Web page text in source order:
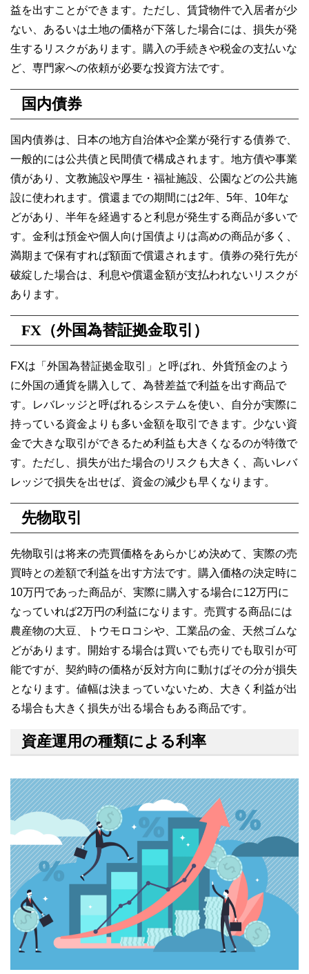
益を出すことができます。ただし、賃貸物件で入居者が少
ない、あるいは土地の価格が下落した場合には、損失が発
生するリスクがあります。購入の手続きや税金の支払いな
ど、専門家への依頼が必要な投資方法です。
国内債券
国内債券は、日本の地方自治体や企業が発行する債券で、
一般的には公共債と民間債で構成されます。地方債や事業
債があり、文教施設や厚生・福祉施設、公園などの公共施
設に使われます。償還までの期間には2年、5年、10年な
どがあり、半年を経過すると利息が発生する商品が多いで
す。金利は預金や個人向け国債よりは高めの商品が多く、
満期まで保有すれば額面で償還されます。債券の発行先が
破綻した場合は、利息や償還金額が支払われないリスクが
あります。
FX（外国為替証拠金取引）
FXは「外国為替証拠金取引」と呼ばれ、外貨預金のよう
に外国の通貨を購入して、為替差益で利益を出す商品で
す。レバレッジと呼ばれるシステムを使い、自分が実際に
持っている資金よりも多い金額を取引できます。少ない資
金で大きな取引ができるため利益も大きくなるのが特徴で
す。ただし、損失が出た場合のリスクも大きく、高いレバ
レッジで損失を出せば、資金の減少も早くなります。
先物取引
先物取引は将来の売買価格をあらかじめ決めて、実際の売
買時との差額で利益を出す方法です。購入価格の決定時に
10万円であった商品が、実際に購入する場合に12万円に
なっていれば2万円の利益になります。売買する商品には
農産物の大豆、トウモロコシや、工業品の金、天然ゴムな
どがあります。開始する場合は買いでも売りでも取引が可
能ですが、契約時の価格が反対方向に動けばその分が損失
となります。値幅は決まっていないため、大きく利益が出
る場合も大きく損失が出る場合もある商品です。
資産運用の種類による利率